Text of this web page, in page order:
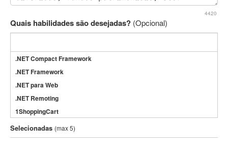
4420
Quais habilidades são desejadas? (Opcional)
.NET Compact Framework
.NET Framework
.NET para Web
.NET Remoting
1ShoppingCart
3DS Max
3GSM
Selecionadas (max 5)